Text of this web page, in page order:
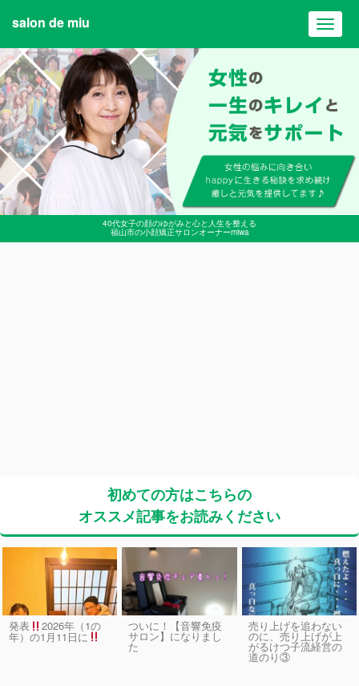
40代女子の顔のゆがみと心と人生を整える
福山市の小顔矯正サロンオーナーmiwa
salon de miu
初めての方はこちらの
オススメ記事をお読みください
発表 2026年（1の
年）の1月11日に
ついに！【音響免疫
サロン】になりまし
た
売り上げを追わない
のに、売り上げが上
がるけつ子流経営の
道のり③